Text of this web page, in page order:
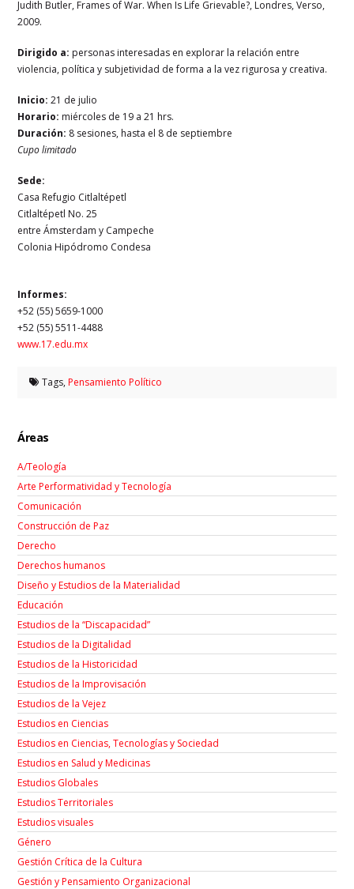
Judith Butler, Frames of War. When Is Life Grievable?, Londres, Verso,
2009.
Dirigido a: personas interesadas en explorar la relación entre
violencia, política y subjetividad de forma a la vez rigurosa y creativa.
Inicio: 21 de julio
Horario: miércoles de 19 a 21 hrs.
Duración: 8 sesiones, hasta el 8 de septiembre
Cupo limitado
Sede:
Casa Refugio Citlaltépetl
Citlaltépetl No. 25
entre Ámsterdam y Campeche
Colonia Hipódromo Condesa
Informes:
+52 (55) 5659-1000
+52 (55) 5511-4488
www.17.edu.mx
Tags,Pensamiento Político
Áreas
A/Teología
Arte Performatividad y Tecnología
Comunicación
Construcción de Paz
Derecho
Derechos humanos
Diseño y Estudios de la Materialidad
Educación
Estudios de la “Discapacidad”
Estudios de la Digitalidad
Estudios de la Historicidad
Estudios de la Improvisación
Estudios de la Vejez
Estudios en Ciencias
Estudios en Ciencias, Tecnologías y Sociedad
Estudios en Salud y Medicinas
Estudios Globales
Estudios Territoriales
Estudios visuales
Género
Gestión Crítica de la Cultura
Gestión y Pensamiento Organizacional